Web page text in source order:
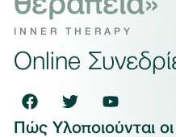
θεραπεία»
INNER THERAPY
Online
Πώς Υλοποιούνται